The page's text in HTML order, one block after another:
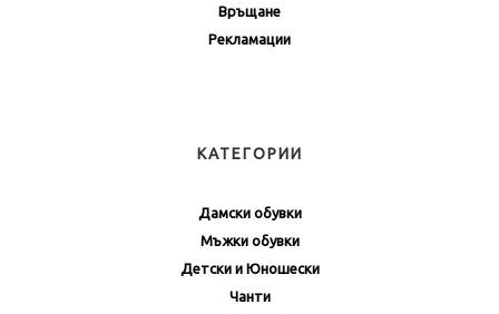
Връщане
Рекламации
КАТЕГОРИИ
Дамски обувки
Мъжки обувки
Детски и Юношески
Чанти